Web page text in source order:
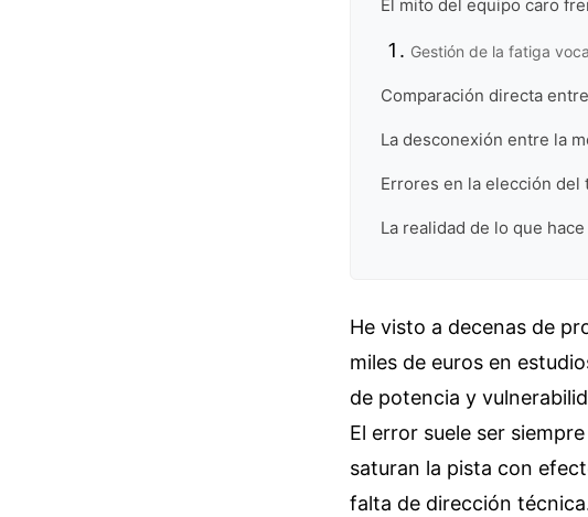
El mito del equipo caro
Gestión de la fatiga
Comparación directa
La desconexión entre la
Errores en la elección del
La realidad de lo que
He visto a decenas de
miles de euros en
de potencia y
El error suele ser
saturan la pista con
falta de dirección